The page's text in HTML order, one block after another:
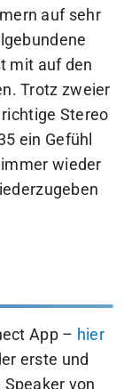
auf sehr
mit auf den
Trotz zweier
Stereo
ein Gefühl
wieder
App – hier
erste und
von